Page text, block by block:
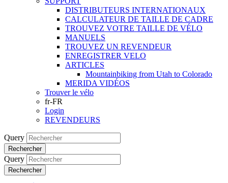
DISTRIBUTEURS INTERNATIONAUX
CALCULATEUR DE TAILLE DE CADRE
TROUVEZ VOTRE TAILLE DE VÉLO
MANUELS
TROUVEZ UN REVENDEUR
ENREGISTRER VELO
ARTICLES
Mountainbiking from Utah to Colorado
MERIDA VIDÉOS
Trouver le vélo
fr-FR
Login
REVENDEURS
Query
Rechercher
Query
Rechercher